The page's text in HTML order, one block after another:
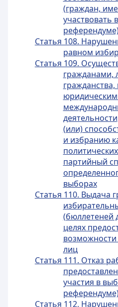
(граждан,
участвовать
Статья 108.
равном
Статья 109.
гражданами,
(или)
и избранию
партийный
выборах
Статья 110. Выдача
(бюллетеней
целях
возможности
лиц
Статья 111. Отказ
участия в
Статья 112.